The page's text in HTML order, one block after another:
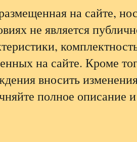
на сайте,
не является
на сайте. Кроме
вносить
полное описание